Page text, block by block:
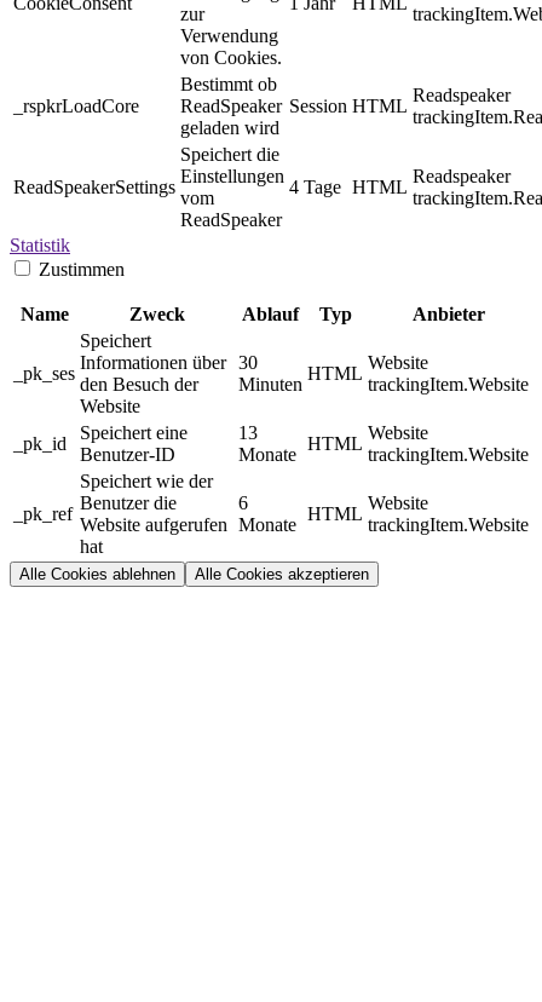
zur
Verwendung
von Cookies.
_rspkrLoadCore
Bestimmt ob
ReadSpeaker
geladen wird
Session HTML
Readspeaker
ReadSpeakerSettings
Speichert die
Einstellungen
vom
ReadSpeaker
4 Tage HTML
Readspeaker
Statistik
Zustimmen
Name Zweck Ablauf Typ Anbieter
_pk_ses
Speichert
Informationen über
den Besuch der
Website
30
Minuten
HTML
Website
trackingItem.Website
_pk_id
Speichert eine
Benutzer-ID
13
Monate
HTML
Website
trackingItem.Website
_pk_ref
Speichert wie der
Benutzer die
Website aufgerufen
hat
6
Monate
HTML
Website
trackingItem.Website
Alle Cookies ablehnen Alle Cookies akzeptieren